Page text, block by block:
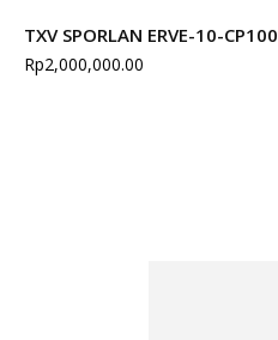
TXV SPORLAN ERVE-10-CP100
Rp2,000,000.00